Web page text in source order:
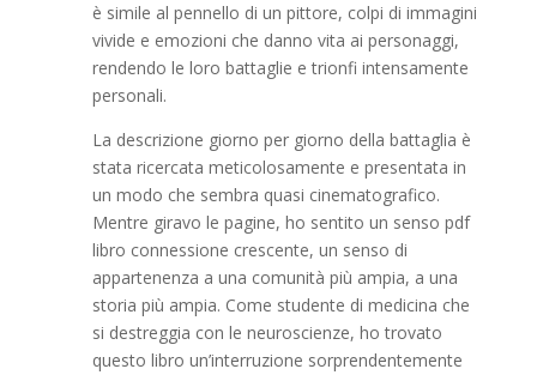
è simile al pennello di un pittore, colpi di immagini
vivide e emozioni che danno vita ai personaggi,
rendendo le loro battaglie e trionfi intensamente
personali.
La descrizione giorno per giorno della battaglia è
stata ricercata meticolosamente e presentata in
un modo che sembra quasi cinematografico.
Mentre giravo le pagine, ho sentito un senso pdf
libro connessione crescente, un senso di
appartenenza a una comunità più ampia, a una
storia più ampia. Come studente di medicina che
si destreggia con le neuroscienze, ho trovato
questo libro un’interruzione sorprendentemente